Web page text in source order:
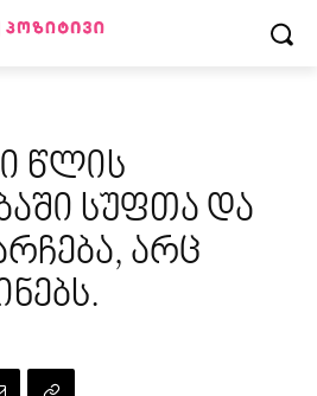
წლის
სუფთა და
არც